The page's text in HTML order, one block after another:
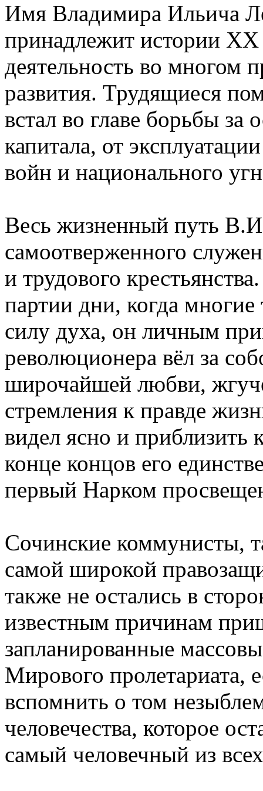
Имя Владимира Ильича
принадлежит истории ХХ
деятельность во многом
развития. Трудящиеся
встал во главе борьбы за
капитала, от
войн и национального
Весь жизненный путь
самоотверженного
и трудового
партии дни, когда
силу духа, он личным
революционера вёл за
широчайшей любви,
стремления к правде
видел ясно и приблизить
конце концов его
первый Нарком
Сочинские коммунисты,
самой широкой
также не остались в
известным причинам
запланированные
Мирового пролетариата,
вспомнить о том
человечества, которое
самый человечный из